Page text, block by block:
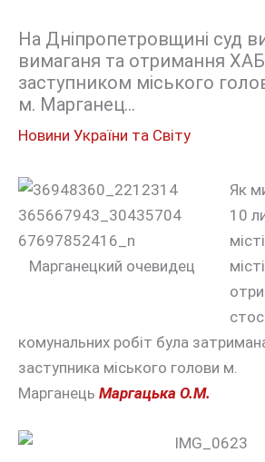
На Дніпропетровщині суд
вимаганя та отримання
заступником міського
м. Марганец…
Новини України та Світу
Марганецкий очевидец
Як
10
комунальних робіт була
заступника міського голови м.
Марганець Маргацька О.М.